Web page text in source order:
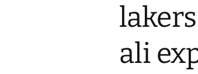
ali